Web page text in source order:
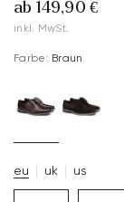
ab 149,90 €
inkl. MwSt.
Farbe: Braun
eu uk us